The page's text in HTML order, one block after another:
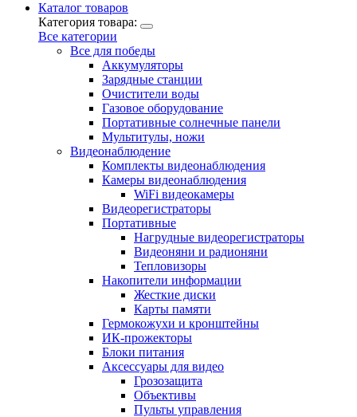
Каталог товаров
Категория товара:
Все категории
Все для победы
Аккумуляторы
Зарядные станции
Очистители воды
Газовое оборудование
Портативные солнечные панели
Мультитулы, ножи
Видеонаблюдение
Комплекты видеонаблюдения
Камеры видеонаблюдения
WiFi видеокамеры
Видеорегистраторы
Портативные
Нагрудные видеорегистраторы
Видеоняни и радионяни
Тепловизоры
Накопители информации
Жесткие диски
Карты памяти
Гермокожухи и кронштейны
ИК-прожекторы
Блоки питания
Аксессуары для видео
Грозозащита
Объективы
Пульты управления